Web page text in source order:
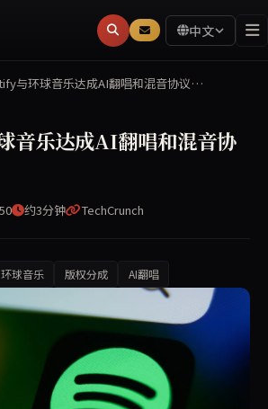
中文
与环球音乐达成AI翻唱和混音协议…
音乐达成AI翻唱和混音协
约3分钟 TechCrunch
环球音乐 版权分成 AI翻唱